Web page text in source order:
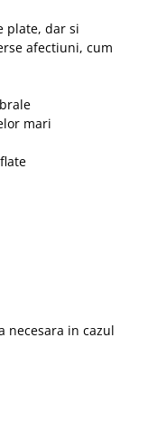
plate, dar si
afectiuni, cum
mari
necesara in cazul